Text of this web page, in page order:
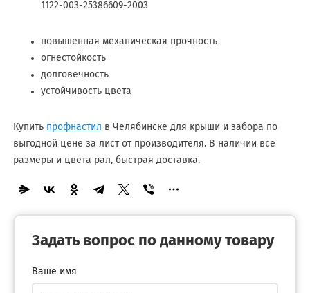
1122-003-25386609-2003
повышенная механическая прочность
огнестойкость
долговечность
устойчивость цвета
Купить профнастил в Челябинске для крыши и забора по
выгодной цене за лист от производителя. В наличии все
размеры и цвета рал, быстрая доставка.
Задать вопрос по данному товару
Ваше имя